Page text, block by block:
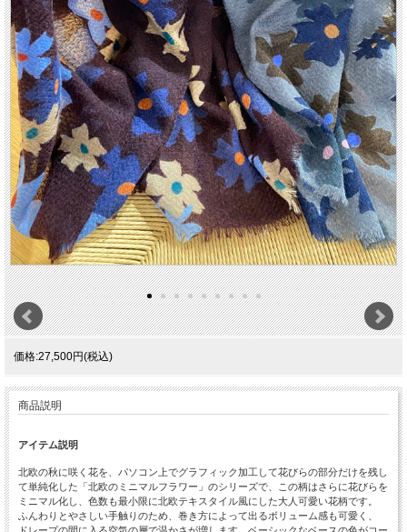
価格:27,500円(税込)
商品説明
アイテム説明
北欧の秋に咲く花を、パソコン上でグラフィック加工して花びらの部分だけを残し
て単純化した「北欧のミニマルフラワー」のシリーズで、この柄はさらに花びらを
ミニマル化し、色数も最小限に北欧テキスタイル風にした大人可愛い花柄です。
ふんわりとやさしい手触りのため、巻き方によって出るボリューム感も可愛く、